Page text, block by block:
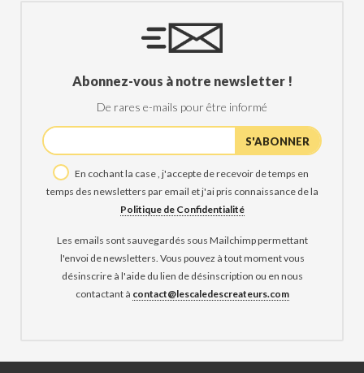
Abonnez-vous à notre newsletter !
De rares e-mails pour être informé
En cochant la case , j'accepte de recevoir de temps en
temps des newsletters par email et j'ai pris connaissance de la
Politique de Confidentialité
Les emails sont sauvegardés sous Mailchimp permettant
l'envoi de newsletters. Vous pouvez à tout moment vous
désinscrire à l'aide du lien de désinscription ou en nous
contactant à contact@lescaledescreateurs.com